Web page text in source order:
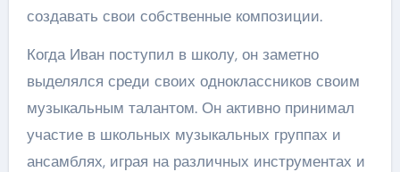
создавать свои собственные композиции.
Когда Иван поступил в школу, он заметно
выделялся среди своих одноклассников своим
музыкальным талантом. Он активно принимал
участие в школьных музыкальных группах и
ансамблях, играя на различных инструментах и